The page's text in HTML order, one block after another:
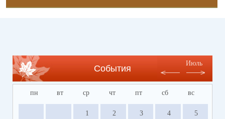
События
Июль
пн вт ср чт пт сб вс
1 2 3 4 5